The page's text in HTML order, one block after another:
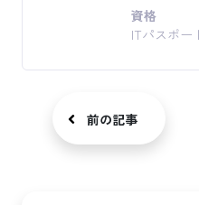
資格
ITパスポー
前の記事